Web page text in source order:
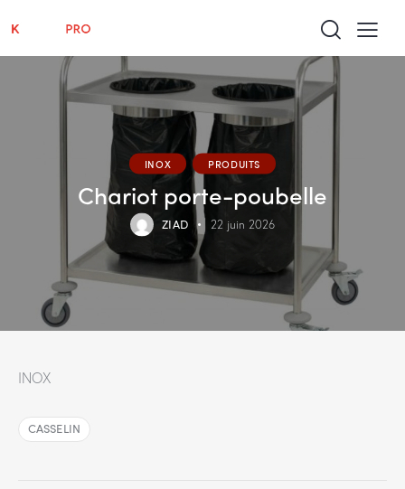
INOX PRODUITS
Chariot porte-poubelle
ZIAD 22 juin 2026
INOX
CASSELIN